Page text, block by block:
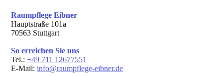
Raumpflege Eibner
Hauptstraße 101a
70563 Stuttgart
So erreichen Sie uns
Tel.:+49 711 12677551
E-Mail:info@raumpflege-eibner.de